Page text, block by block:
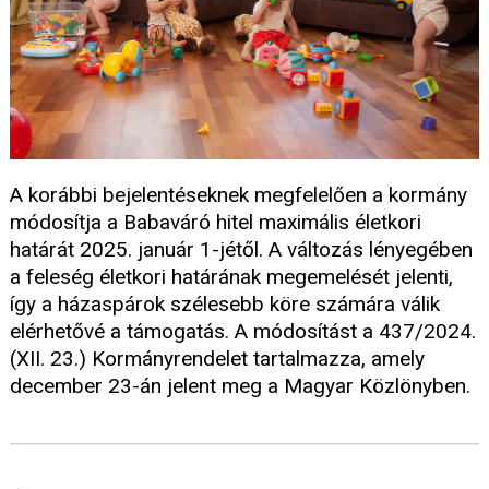
A korábbi bejelentéseknek megfelelően a kormány
módosítja a Babaváró hitel maximális életkori
határát 2025. január 1-jétől. A változás lényegében
a feleség életkori határának megemelését jelenti,
így a házaspárok szélesebb köre számára válik
elérhetővé a támogatás. A módosítást a 437/2024.
(XII. 23.) Kormányrendelet tartalmazza, amely
december 23-án jelent meg a Magyar Közlönyben.